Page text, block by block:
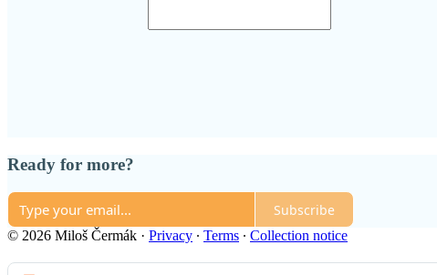
Ready for more?
Subscribe
© 2026 Miloš Čermák · Privacy ∙ Terms ∙ Collection notice